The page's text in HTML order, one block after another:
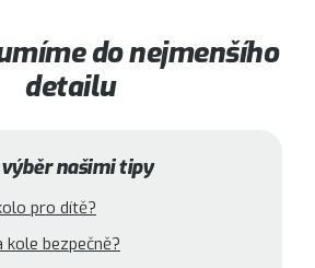
do nejmenšího
detailu
našimi tipy
pro dítě?
kole bezpečně?